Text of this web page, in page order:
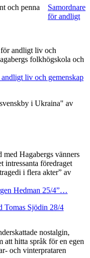
Samordnare
för andligt
för andligt liv och
folkhögskola och
liv och gemenskap
Hagabergs vänners
intressanta föredraget
i flera akter” av
Hedman 25/4”…
Tomas Sjödin 28/4
nostalgin,
att hitta språk för en egen
och vinterprataren